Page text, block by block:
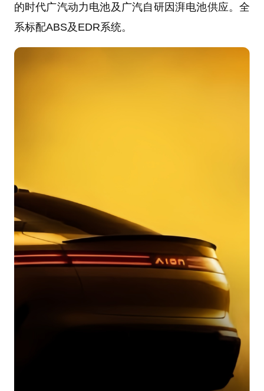
的时代广汽动力电池及广汽自研因湃电池供应。全
系标配ABS及EDR系统。